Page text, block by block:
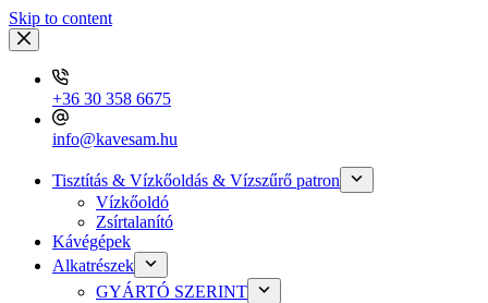
Skip to content
+36 30 358 6675
info@kavesam.hu
Tisztítás & Vízkőoldás & Vízszűrő patron
Vízkőoldó
Zsírtalanító
Kávégépek
Alkatrészek
GYÁRTÓ SZERINT